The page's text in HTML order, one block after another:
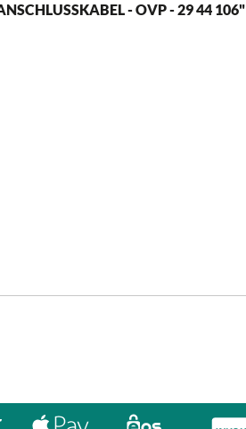
- OVP - 29 44 106"